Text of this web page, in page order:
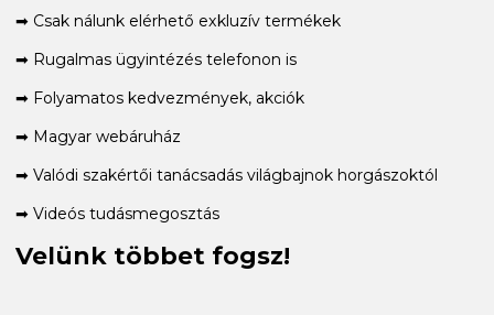
➡ Csak nálunk elérhető exkluzív termékek
➡ Rugalmas ügyintézés telefonon is
➡ Folyamatos kedvezmények, akciók
➡ Magyar webáruház
➡ Valódi szakértői tanácsadás világbajnok horgászoktól
➡ Videós tudásmegosztás
Velünk többet fogsz!